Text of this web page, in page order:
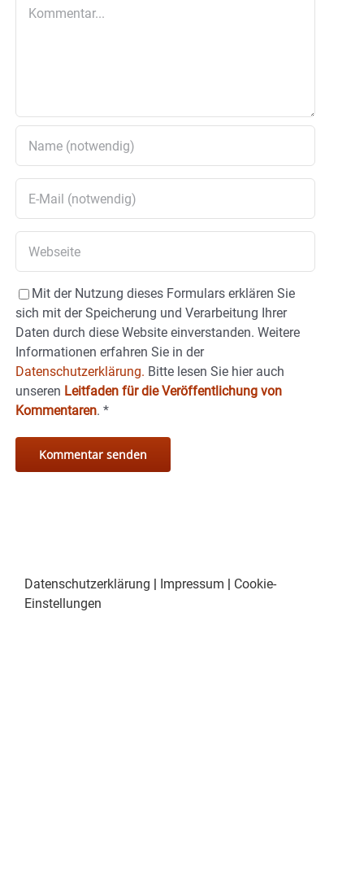
Mit der Nutzung dieses Formulars erklären Sie
sich mit der Speicherung und Verarbeitung Ihrer
Daten durch diese Website einverstanden. Weitere
Informationen erfahren Sie in der
Datenschutzerklärung. Bitte lesen Sie hier auch
unseren Leitfaden für die Veröffentlichung von
Kommentaren. *
Datenschutzerklärung Impressum
Cookie-
Einstellungen